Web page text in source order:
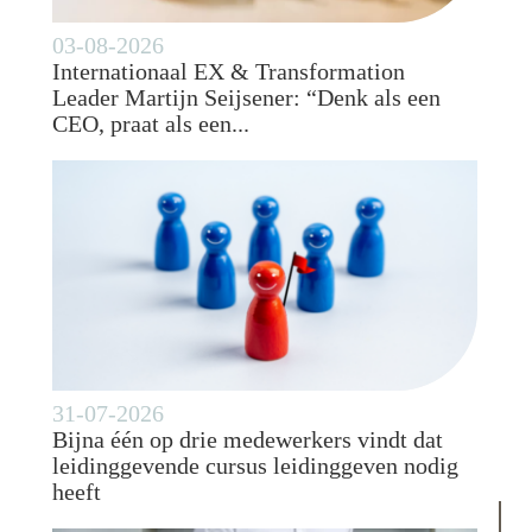
03-08-2026
Internationaal EX & Transformation
Leader Martijn Seijsener: “Denk als een
CEO, praat als een...
31-07-2026
Bijna één op drie medewerkers vindt dat
leidinggevende cursus leidinggeven nodig
heeft